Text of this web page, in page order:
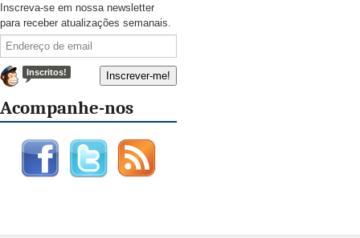
Inscreva-se em nossa newsletter
para receber atualizações semanais.
Inscritos!
Acompanhe-nos